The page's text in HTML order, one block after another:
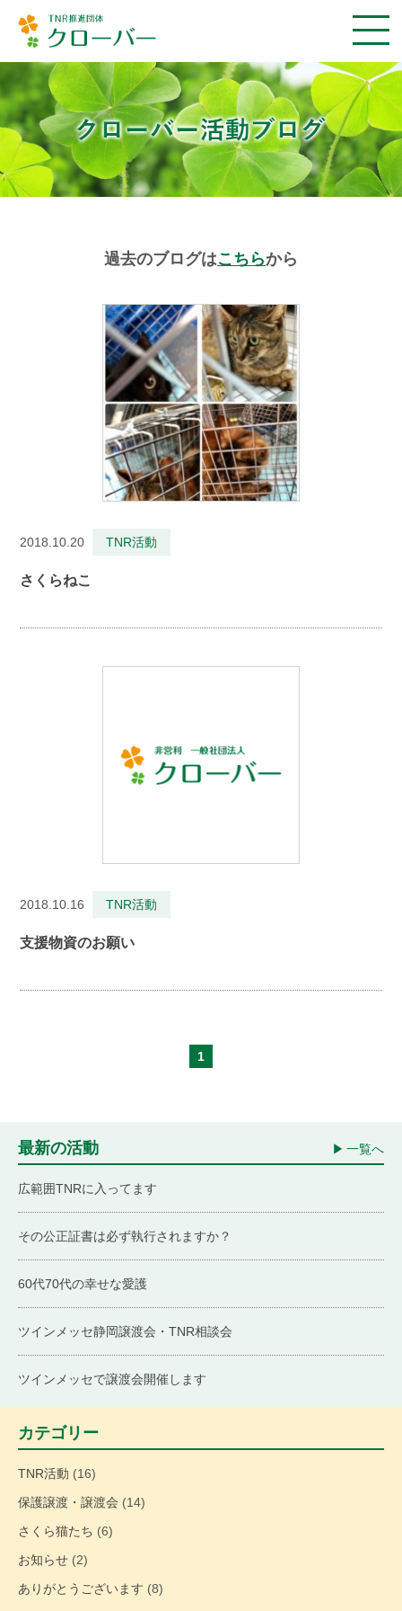
過去のブログはこちらから
2018.10.20 TNR活動
さくらねこ
2018.10.16 TNR活動
支援物資のお願い
1
最新の活動 一覧へ
広範囲TNRに入ってます
その公正証書は必ず執行されますか？
60代70代の幸せな愛護
ツインメッセ静岡譲渡会・TNR相談会
ツインメッセで譲渡会開催します
カテゴリー
TNR活動 (16)
保護譲渡・譲渡会 (14)
さくら猫たち (6)
お知らせ (2)
ありがとうございます (8)